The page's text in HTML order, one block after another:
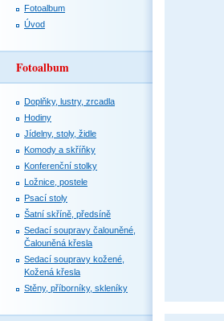
Fotoalbum
Úvod
Fotoalbum
Doplňky, lustry, zrcadla
Hodiny
Jídelny, stoly, židle
Komody a skříňky
Konferenční stolky
Ložnice, postele
Psací stoly
Šatní skříně, předsíně
Sedací soupravy čalouněné,
Čalouněná křesla
Sedací soupravy kožené,
Kožená křesla
Stěny, příborníky, skleníky